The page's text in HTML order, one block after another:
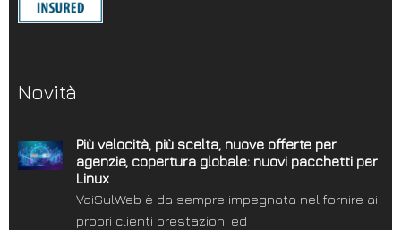
Novità
Più velocità, più scelta, nuove offerte per
agenzie, copertura globale: nuovi pacchetti per
Linux
VaiSulWeb è da sempre impegnata nel fornire ai
propri clienti prestazioni ed